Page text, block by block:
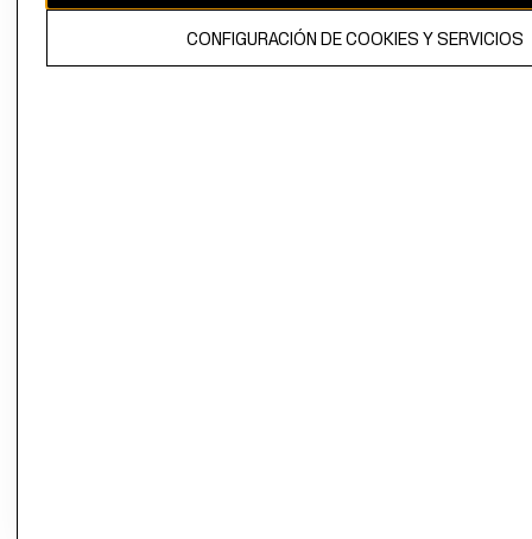
El contenido de esta página web está protegido por copyright y es
propiedad de H&M Hennes & Mauritz AB.CONFIGURACIÓN DE COOKIES Y SERVICIOS